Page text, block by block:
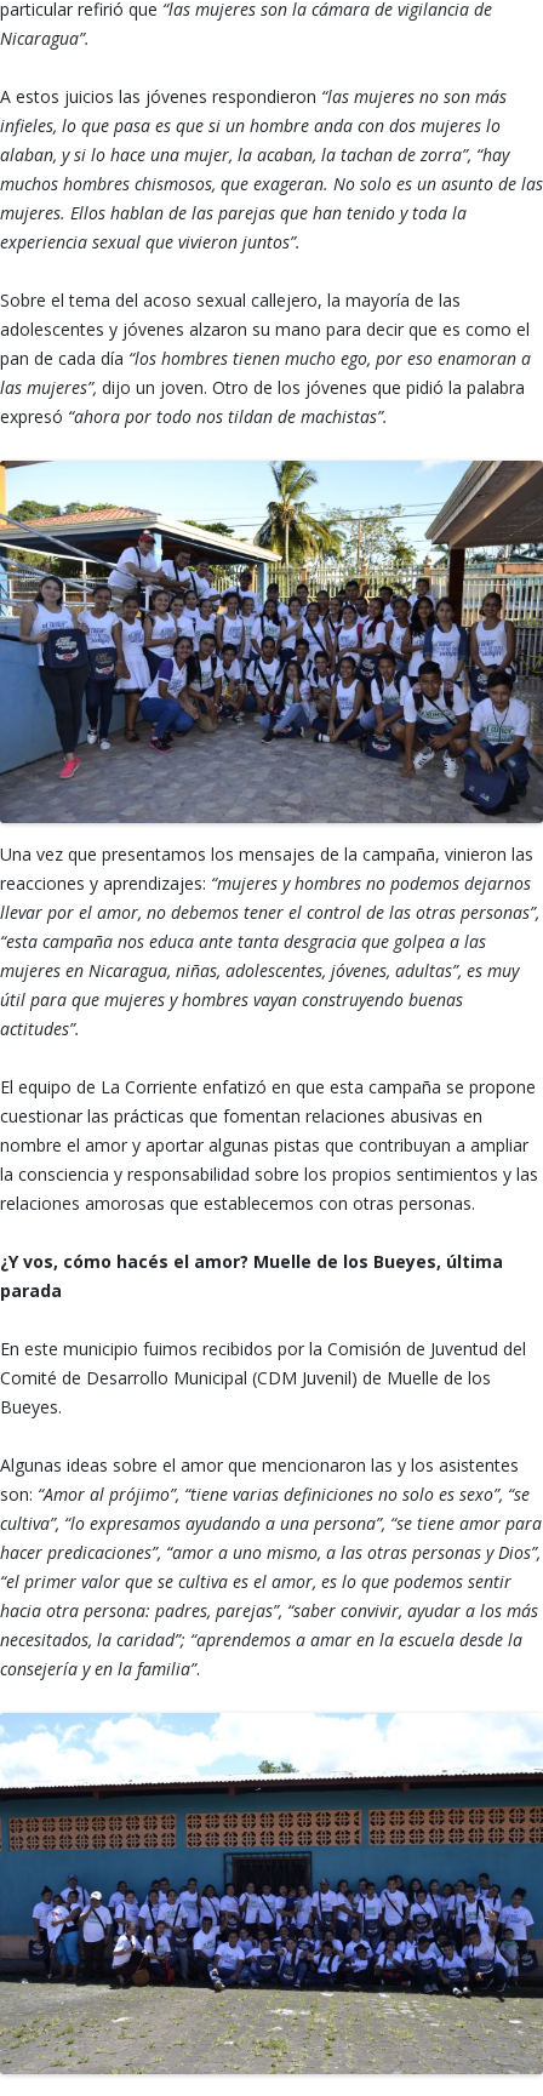
particular refirió que “las mujeres son la cámara de vigilancia de
Nicaragua”.
A estos juicios las jóvenes respondieron “las mujeres no son más
infieles, lo que pasa es que si un hombre anda con dos mujeres lo
alaban, y si lo hace una mujer, la acaban, la tachan de zorra”, “hay
muchos hombres chismosos, que exageran. No solo es un asunto de las
mujeres. Ellos hablan de las parejas que han tenido y toda la
experiencia sexual que vivieron juntos”.
Sobre el tema del acoso sexual callejero, la mayoría de las
adolescentes y jóvenes alzaron su mano para decir que es como el
pan de cada día “los hombres tienen mucho ego, por eso enamoran a
las mujeres”, dijo un joven. Otro de los jóvenes que pidió la palabra
expresó “ahora por todo nos tildan de machistas”.
Una vez que presentamos los mensajes de la campaña, vinieron las
reacciones y aprendizajes: “mujeres y hombres no podemos dejarnos
llevar por el amor, no debemos tener el control de las otras personas”,
“esta campaña nos educa ante tanta desgracia que golpea a las
mujeres en Nicaragua, niñas, adolescentes, jóvenes, adultas”, es muy
útil para que mujeres y hombres vayan construyendo buenas
actitudes”.
El equipo de La Corriente enfatizó en que esta campaña se propone
cuestionar las prácticas que fomentan relaciones abusivas en
nombre el amor y aportar algunas pistas que contribuyan a ampliar
la consciencia y responsabilidad sobre los propios sentimientos y las
relaciones amorosas que establecemos con otras personas.
¿Y vos, cómo hacés el amor? Muelle de los Bueyes, última
parada
En este municipio fuimos recibidos por la Comisión de Juventud del
Comité de Desarrollo Municipal (CDM Juvenil) de Muelle de los
Bueyes.
Algunas ideas sobre el amor que mencionaron las y los asistentes
son: “Amor al prójimo”, “tiene varias definiciones no solo es sexo”, “se
cultiva”, “lo expresamos ayudando a una persona”, “se tiene amor para
hacer predicaciones”, “amor a uno mismo, a las otras personas y Dios”,
“el primer valor que se cultiva es el amor, es lo que podemos sentir
hacia otra persona: padres, parejas”, “saber convivir, ayudar a los más
necesitados, la caridad”; “aprendemos a amar en la escuela desde la
consejería y en la familia”.